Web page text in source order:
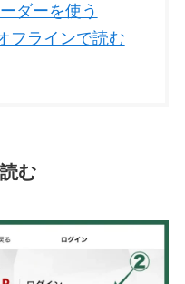
ダーを使う
フラインで読む
む